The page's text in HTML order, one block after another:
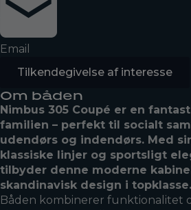
Email
Tilkendegivelse af interesse
Om båden
Nimbus 305 Coupé er en
familien – perfekt til socialt
udendørs og indendørs. Med
klassiske linjer og sportsligt
tilbyder denne moderne
skandinavisk design i topklasse.
Båden kombinerer funktionalitet